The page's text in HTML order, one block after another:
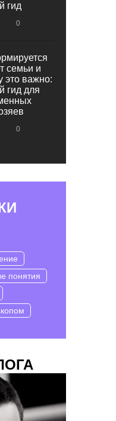
гид
0
семьи и
это важно:
гид для
0
понятия